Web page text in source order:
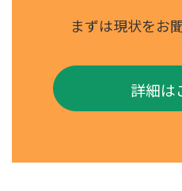
まずは現状をお
詳細は